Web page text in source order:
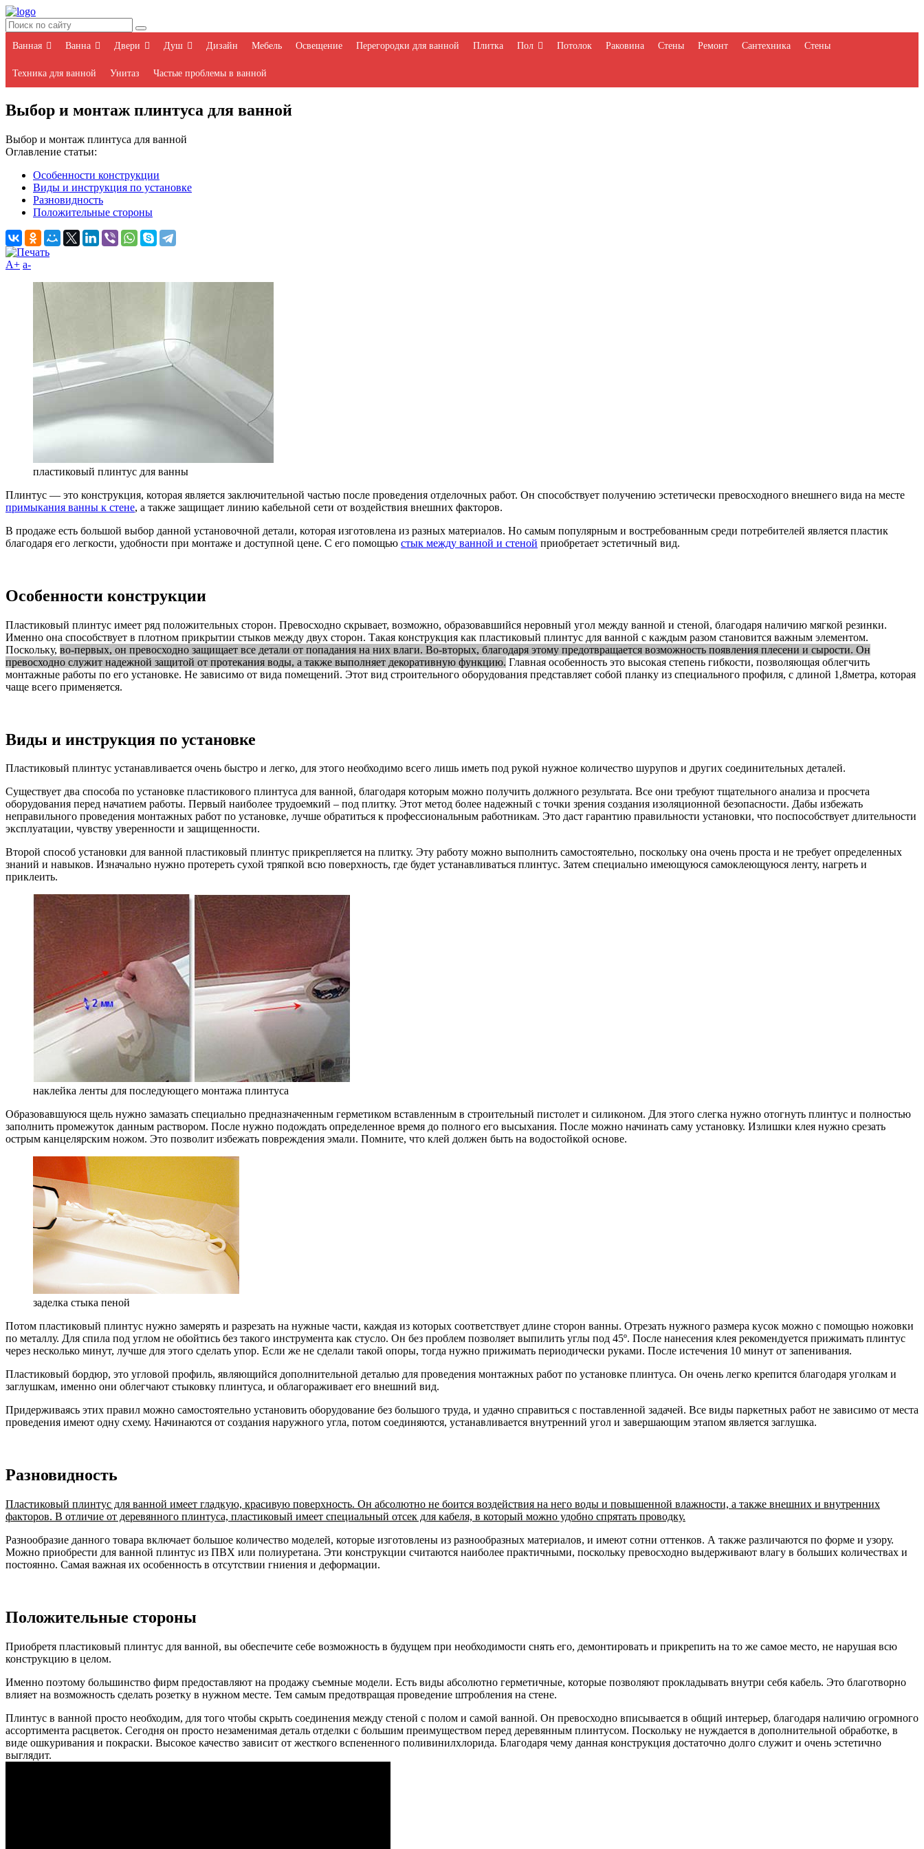
Ванная Ванна Двери Душ Дизайн Мебель Освещение Перегородки для ванной Плитка Пол Потолок Раковина Стены Ремонт Сантехника Стены
Техника для ванной Унитаз Частые проблемы в ванной
Выбор и монтаж плинтуса для ванной
Выбор и монтаж плинтуса для ванной
Оглавление статьи:
Особенности конструкции
Виды и инструкция по установке
Разновидность
Положительные стороны
A+ а-
пластиковый плинтус для ванны
Плинтус — это конструкция, которая является заключительной частью после проведения отделочных работ. Он способствует получению эстетически превосходного внешнего вида на месте
примыкания ванны к стене, а также защищает линию кабельной сети от воздействия внешних факторов.
В продаже есть большой выбор данной установочной детали, которая изготовлена из разных материалов. Но самым популярным и востребованным среди потребителей является пластик
благодаря его легкости, удобности при монтаже и доступной цене. С его помощью стык между ванной и стеной приобретает эстетичный вид.
Особенности конструкции
Пластиковый плинтус имеет ряд положительных сторон. Превосходно скрывает, возможно, образовавшийся неровный угол между ванной и стеной, благодаря наличию мягкой резинки.
Именно она способствует в плотном прикрытии стыков между двух сторон. Такая конструкция как пластиковый плинтус для ванной с каждым разом становится важным элементом.
Поскольку, во-первых, он превосходно защищает все детали от попадания на них влаги. Во-вторых, благодаря этому предотвращается возможность появления плесени и сырости. Он
превосходно служит надежной защитой от протекания воды, а также выполняет декоративную функцию. Главная особенность это высокая степень гибкости, позволяющая облегчить
монтажные работы по его установке. Не зависимо от вида помещений. Этот вид строительного оборудования представляет собой планку из специального профиля, с длиной 1,8метра, которая
чаще всего применяется.
Виды и инструкция по установке
Пластиковый плинтус устанавливается очень быстро и легко, для этого необходимо всего лишь иметь под рукой нужное количество шурупов и других соединительных деталей.
Существует два способа по установке пластикового плинтуса для ванной, благодаря которым можно получить должного результата. Все они требуют тщательного анализа и просчета
оборудования перед начатием работы. Первый наиболее трудоемкий – под плитку. Этот метод более надежный с точки зрения создания изоляционной безопасности. Дабы избежать
неправильного проведения монтажных работ по установке, лучше обратиться к профессиональным работникам. Это даст гарантию правильности установки, что поспособствует длительности
эксплуатации, чувству уверенности и защищенности.
Второй способ установки для ванной пластиковый плинтус прикрепляется на плитку. Эту работу можно выполнить самостоятельно, поскольку она очень проста и не требует определенных
знаний и навыков. Изначально нужно протереть сухой тряпкой всю поверхность, где будет устанавливаться плинтус. Затем специально имеющуюся самоклеющуюся ленту, нагреть и
приклеить.
наклейка ленты для последующего монтажа плинтуса
Образовавшуюся щель нужно замазать специально предназначенным герметиком вставленным в строительный пистолет и силиконом. Для этого слегка нужно отогнуть плинтус и полностью
заполнить промежуток данным раствором. После нужно подождать определенное время до полного его высыхания. После можно начинать саму установку. Излишки клея нужно срезать
острым канцелярским ножом. Это позволит избежать повреждения эмали. Помните, что клей должен быть на водостойкой основе.
заделка стыка пеной
Потом пластиковый плинтус нужно замерять и разрезать на нужные части, каждая из которых соответствует длине сторон ванны. Отрезать нужного размера кусок можно с помощью ножовки
по металлу. Для спила под углом не обойтись без такого инструмента как стусло. Он без проблем позволяет выпилить углы под 45º. После нанесения клея рекомендуется прижимать плинтус
через несколько минут, лучше для этого сделать упор. Если же не сделали такой опоры, тогда нужно прижимать периодически руками. После истечения 10 минут от запенивания.
Пластиковый бордюр, это угловой профиль, являющийся дополнительной деталью для проведения монтажных работ по установке плинтуса. Он очень легко крепится благодаря уголкам и
заглушкам, именно они облегчают стыковку плинтуса, и облагораживает его внешний вид.
Придерживаясь этих правил можно самостоятельно установить оборудование без большого труда, и удачно справиться с поставленной задачей. Все виды паркетных работ не зависимо от места
проведения имеют одну схему. Начинаются от создания наружного угла, потом соединяются, устанавливается внутренний угол и завершающим этапом является заглушка.
Разновидность
Пластиковый плинтус для ванной имеет гладкую, красивую поверхность. Он абсолютно не боится воздействия на него воды и повышенной влажности, а также внешних и внутренних
факторов. В отличие от деревянного плинтуса, пластиковый имеет специальный отсек для кабеля, в который можно удобно спрятать проводку.
Разнообразие данного товара включает большое количество моделей, которые изготовлены из разнообразных материалов, и имеют сотни оттенков. А также различаются по форме и узору.
Можно приобрести для ванной плинтус из ПВХ или полиуретана. Эти конструкции считаются наиболее практичными, поскольку превосходно выдерживают влагу в больших количествах и
постоянно. Самая важная их особенность в отсутствии гниения и деформации.
Положительные стороны
Приобретя пластиковый плинтус для ванной, вы обеспечите себе возможность в будущем при необходимости снять его, демонтировать и прикрепить на то же самое место, не нарушая всю
конструкцию в целом.
Именно поэтому большинство фирм предоставляют на продажу съемные модели. Есть виды абсолютно герметичные, которые позволяют прокладывать внутри себя кабель. Это благотворно
влияет на возможность сделать розетку в нужном месте. Тем самым предотвращая проведение штробления на стене.
Плинтус в ванной просто необходим, для того чтобы скрыть соединения между стеной с полом и самой ванной. Он превосходно вписывается в общий интерьер, благодаря наличию огромного
ассортимента расцветок. Сегодня он просто незаменимая деталь отделки с большим преимуществом перед деревянным плинтусом. Поскольку не нуждается в дополнительной обработке, в
виде ошкуривания и покраски. Высокое качество зависит от жесткого вспененного поливинилхлорида. Благодаря чему данная конструкция достаточно долго служит и очень эстетично
выглядит.